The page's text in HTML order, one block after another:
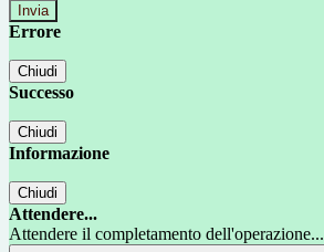
Errore
Chiudi
Successo
Chiudi
Informazione
Chiudi
Attendere...
Attendere il completamento dell'operazione...